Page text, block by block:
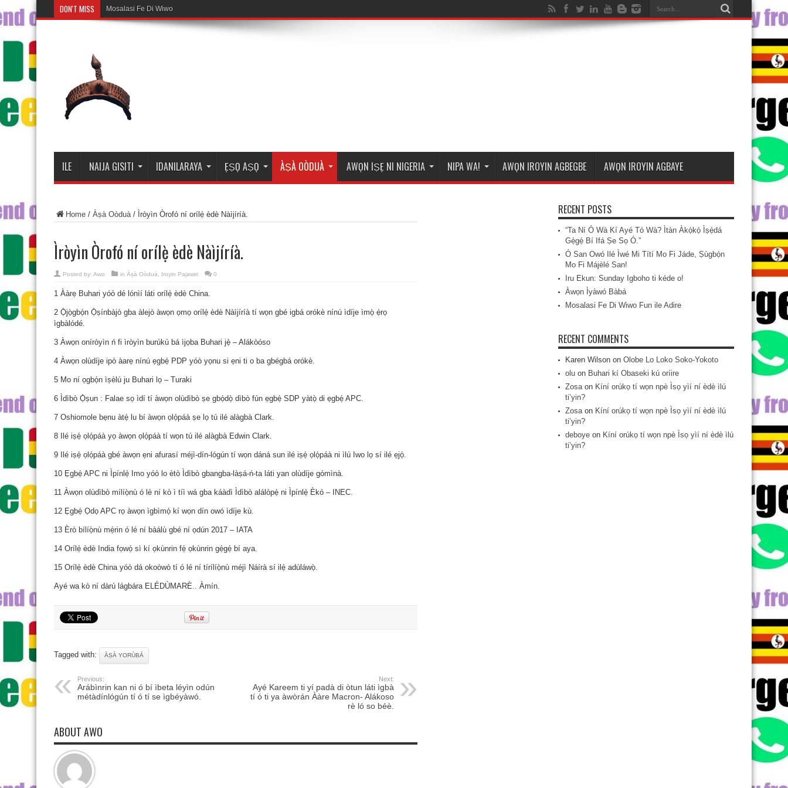
DON'T MISS Mosalasi Fe Di Wiwo Fun ile Adi
ILE NAIJA GISITI IDANILARAYA ẸṢỌ AṢỌ ÀṢÀ OÒDUÀ AWỌN IṢẸ NI NIGERIA NIPA WA! AWỌN IROYIN AGBEGBE AWỌN IROYIN AGBAYE
Home / Àṣà Oòduà/ Ìròyìn Òrofó ní orílẹ̀ èdè Nàìjíríà.
Ìròyìn Òrofó ní orílẹ̀ èdè Nàìjíríà.
Posted by: Awo in Àṣà Oòduà Iroyin Pajawiri 0
1 Ààrẹ Buhari yóò dé lónìí láti orílẹ̀ èdè China.
2 Ọ̀jọ̀gbọ́n Ọ̀ṣínbàjò gba àlejò àwọn ọmọ orílẹ̀ èdè Nàìjíríà tí wọn gbé igbá orókè nínú ìdíje ìmọ̀ ẹ̀rọ
ìgbàlódé.
3 Àwọn oníròyìn ń fi ìròyìn burúkú bá ìjọba Buhari jẹ́ – Alákòóso
4 Àwọn olùdíje ipò àarẹ nínú ẹgbẹ́ PDP yóò yọnu si ẹni ti o ba gbégbá orókè.
5 Mo ní ọgbọ́n ìṣèlú ju Buhari lọ – Turaki
6 Ìdìbò Ọ̀ṣun : Falae sọ ìdí tí àwọn olùdìbò ṣe gbọ́dọ̀ dìbò fún ẹgbẹ́ SDP yàtọ̀ di ẹgbẹ́ APC.
7 Oshiomole bẹnu àtẹ́ lu bí àwọn ọlọ́páà ṣe lọ tú ilé alàgbà Clark.
8 Ilé iṣẹ́ ọlọ́páà yọ àwọn ọlọ́páà tí wọn tú ilé alàgbà Edwin Clark.
9 Ilé iṣẹ́ ọlọ́páà gbé àwọn ẹni afurasí méjì-dín-lógún tí wọn dáná sun ilé iṣẹ́ ọlọ́páà ni ìlú Iwo lọ sí ilé ẹjọ́.
10 Ẹgbẹ́ APC ni Ìpínlẹ̀ Imo yóò lo ètò Ìdìbò gbangba-làṣá-ń-ta láti yan olùdíje gómìnà.
11 Àwọn olùdìbò mílíọ̀nù ó lè ní kò ì tíì wá gba káàdì Ìdìbò alálòpẹ́ ni Ìpínlẹ̀ Èkó – INEC.
12 Ẹgbẹ́ Ọdọ APC rọ àwọn ìgbìmọ́ kí wọn dín owó ìdíje kù.
13 Èrò bílíọ̀nù mẹ́rin ó lé ní bàálù gbé ní ọdún 2017 – IATA
14 Orílẹ̀ èdè India fọwọ́ sì kí ọkùnrin fẹ́ ọkùnrin gẹ́gẹ́ bí aya.
15 Orílẹ̀ èdè China yóò dá okoòwò tí ó lé ní tírílíọ̀nù méjì Náírà sí ilẹ̀ adúláwọ̀.
Ayé wa kò ní dàrú lágbára ELÉDÙMARÈ.. Àmín.
Tagged with: ÀṢÀ YORÙBÁ
Previous:
Arábìnrin kan ni ó bí ìbeta léyìn odún
métàdínlógún tí ó tí se ìgbéyàwó.
Next:
Ayé Kareem ti yí padà di òtun láti ìgbà
tí ó ti ya àwòrán Ààre Macron- Alákoso
rè ló so béè.
ABOUT AWO
RECENT POSTS
“Ta Ní Ó Wà Kí Ayé Tó Wà? Ìtàn Àkọ́kọ́ Ìṣẹ̀dá
Gẹ́gẹ́ Bí Ifá Ṣe Sọ Ó.”
Ó San Owó Ilé Ìwé Mi Títí Mo Fi Jáde, Ṣùgbọ́n
Mo Fi Májèlé San!
Iru Ekun: Sunday Igboho ti kéde o!
Àwọn Ìyàwó Bàbá
Mosalasi Fe Di Wiwo Fun ile Adire
RECENT COMMENTS
Karen Wilson on Olobe Lo Loko Soko-Yokoto
olu on Buhari kí Obaseki kú oríire
Zosaon Kíní orúkọ tí wọn npè Ìsọ yìí ní èdè ìlú
ti’yin?
Zosaon Kíní orúkọ tí wọn npè Ìsọ yìí ní èdè ìlú
ti’yin?
deboye on Kíní orúkọ tí wọn npè Ìsọ yìí ní èdè ìlú
ti’yin?